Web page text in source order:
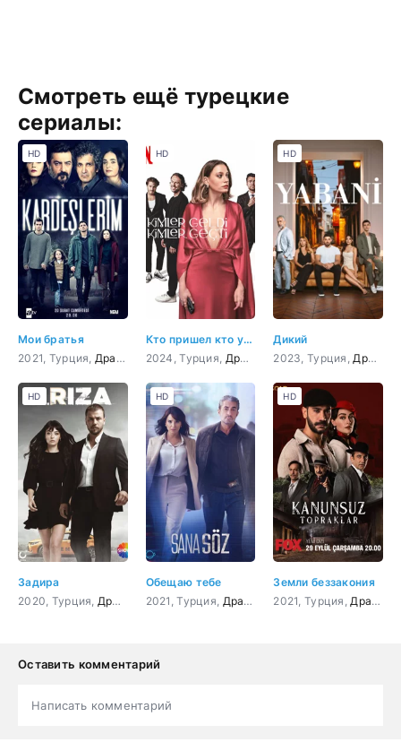
Смотреть ещё турецкие
сериалы:
Мои братья
2021, Турция, Драма
HD
Кто пришел кто ушел
2024, Турция, Драма Мелодрама,
HD
Дикий
2023, Турция, Драма
HD
Задира
2020, Турция, Драма Боевик,Мелодрама
HD
Обещаю тебе
2021, Турция, Драма Криминал,Боевик
HD
Земли беззакония
2021, Турция, Драма
HD
Оставить комментарий
Написать комментарий